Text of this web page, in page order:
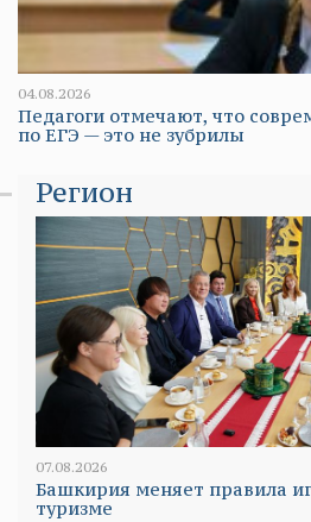
04.08.2026
Педагоги отмечают, что
по ЕГЭ — это не зубрилы
Регион
07.08.2026
Башкирия меняет правила
туризме